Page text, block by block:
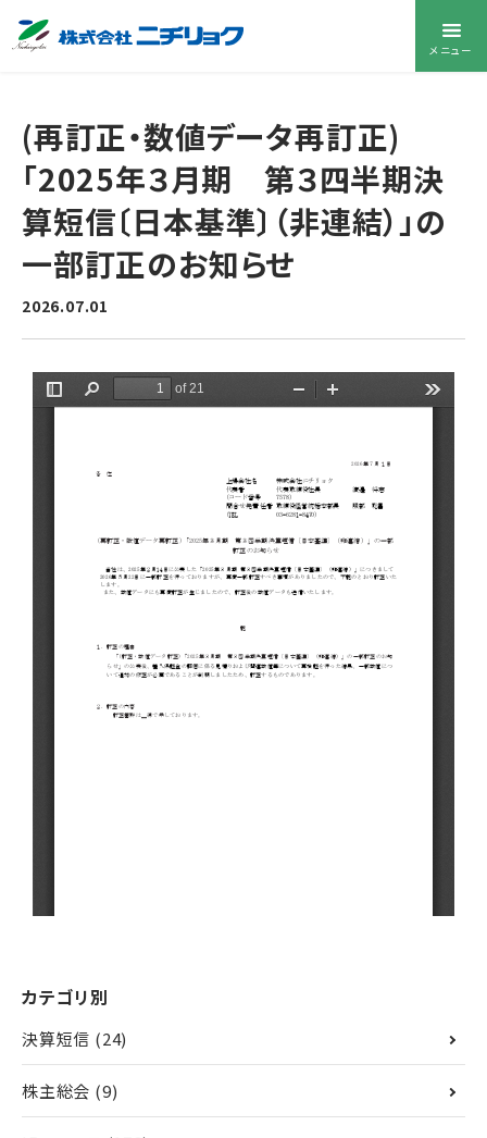
メニュー
(再訂正・数値データ再訂正)
「2025年３月期 第３四半期決
算短信〔日本基準〕（非連結）」の
一部訂正のお知らせ
2026.07.01
カテゴリ別
決算短信 (24)
株主総会 (9)